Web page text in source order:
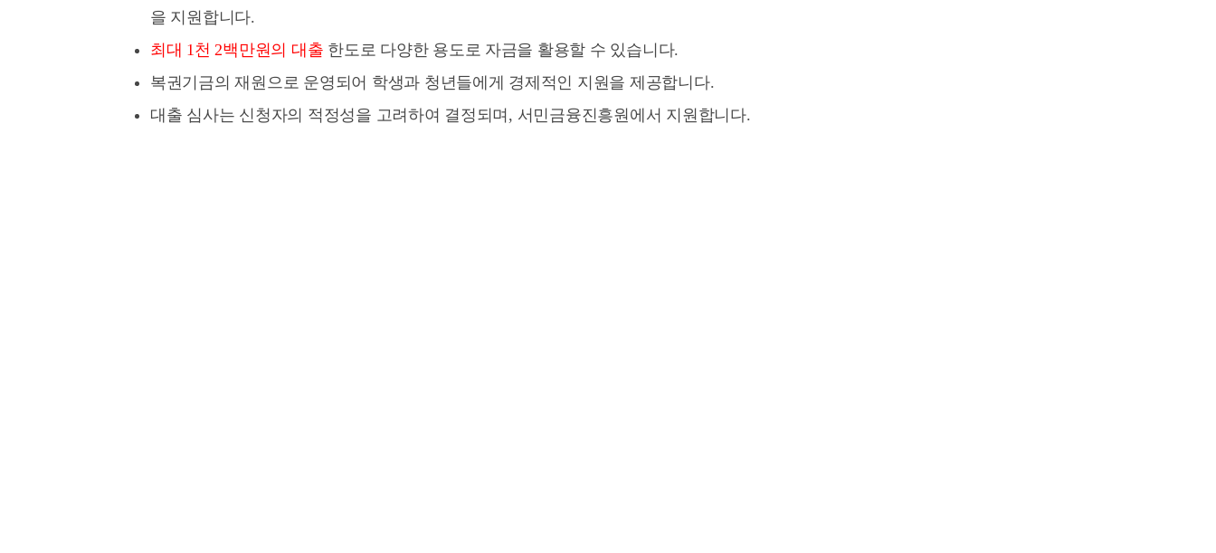
을 지원합니다.
최대 1천 2백만원의 대출 한도로 다양한 용도로 자금을 활용할 수 있습니다.
복권기금의 재원으로 운영되어 학생과 청년들에게 경제적인 지원을 제공합니다.
대출 심사는 신청자의 적정성을 고려하여 결정되며, 서민금융진흥원에서 지원합니다.